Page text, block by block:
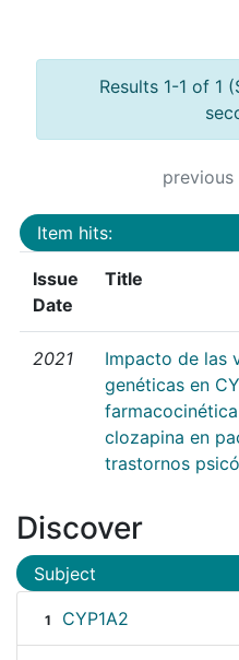
Results 1-1 of 1
previous
Item hits:
Issue
Date
Title
2021
Impacto de las
genéticas en
clozapina en
trastornos
Discover
Subject
1 CYP1A2